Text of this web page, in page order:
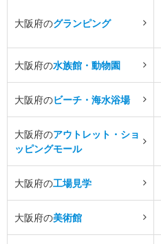
大阪府のグランピング
大阪府の水族館・動物園
大阪府のビーチ・海水浴場
大阪府のアウトレット・ショ
ッピングモール
大阪府の工場見学
大阪府の美術館